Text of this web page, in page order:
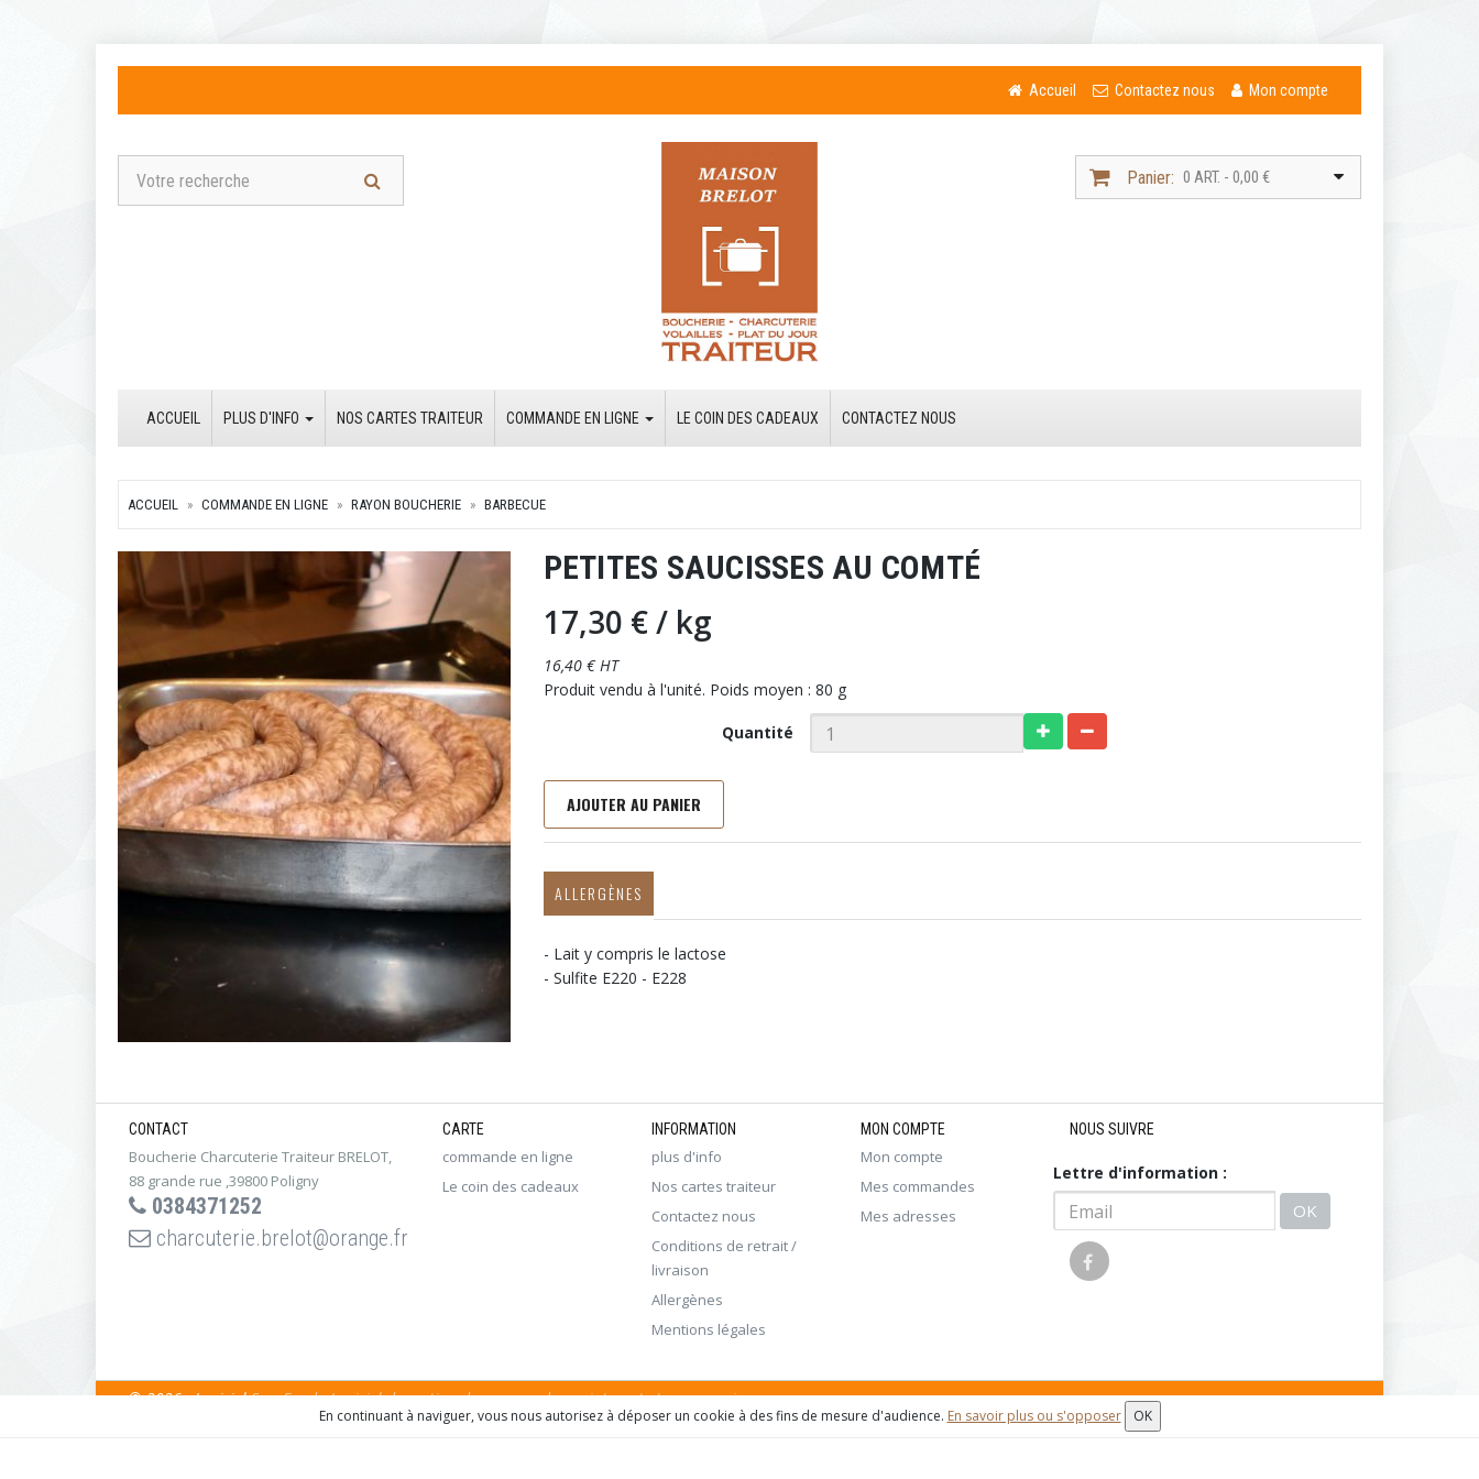
Accueil Contactez nous Mon compte
Panier: 0 ART. - 0,00 €
ACCUEIL PLUS D'INFO NOS CARTES TRAITEUR COMMANDE EN LIGNE LE COIN DES CADEAUX CONTACTEZ NOUS
ACCUEIL COMMANDE EN LIGNE RAYON BOUCHERIE BARBECUE
PETITES SAUCISSES AU COMTÉ
17,30 €/ kg
16,40 € HT
Produit vendu à l'unité. Poids moyen : 80 g
Quantité
AJOUTER AU PANIER
ALLERGÈNES
- Lait y compris le lactose
- Sulfite E220 - E228
CONTACT
Boucherie Charcuterie Traiteur BRELOT,
88 grande rue ,39800 Poligny
0384371252
charcuterie.brelot@orange.fr
CARTE
commande en ligne
Le coin des cadeaux
INFORMATION
plus d'info
Nos cartes traiteur
Contactez nous
Conditions de retrait /
livraison
Allergènes
Mentions légales
MON COMPTE
Mon compte
Mes commandes
Mes adresses
NOUS SUIVRE
Lettre d'information :
OK
© 2026 - LogicielSaasFood - Logiciel de gestion de commande sur internet et en magasin
En continuant à naviguer, vous nous autorisez à déposer un cookie à des fins de mesure d'audience. En savoir plus ou s'opposer OK